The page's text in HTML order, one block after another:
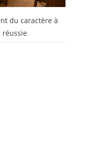
du caractère à